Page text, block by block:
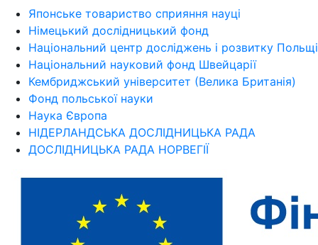
Японське товариство сприяння науці
Німецький дослідницький фонд
Національний центр досліджень і розвитку Польщі
Національний науковий фонд Швейцарії
Кембриджський університет (Велика Британія)
Фонд польської науки
Наука Європа
НІДЕРЛАНДСЬКА ДОСЛІДНИЦЬКА РАДА
ДОСЛІДНИЦЬКА РАДА НОРВЕГІЇ